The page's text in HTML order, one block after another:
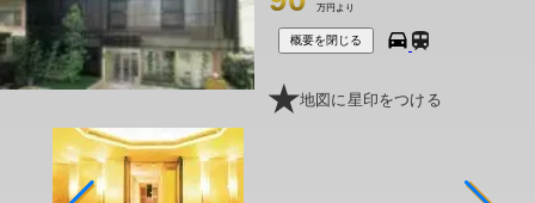
万円より
概要を閉じる
地図に星印をつける